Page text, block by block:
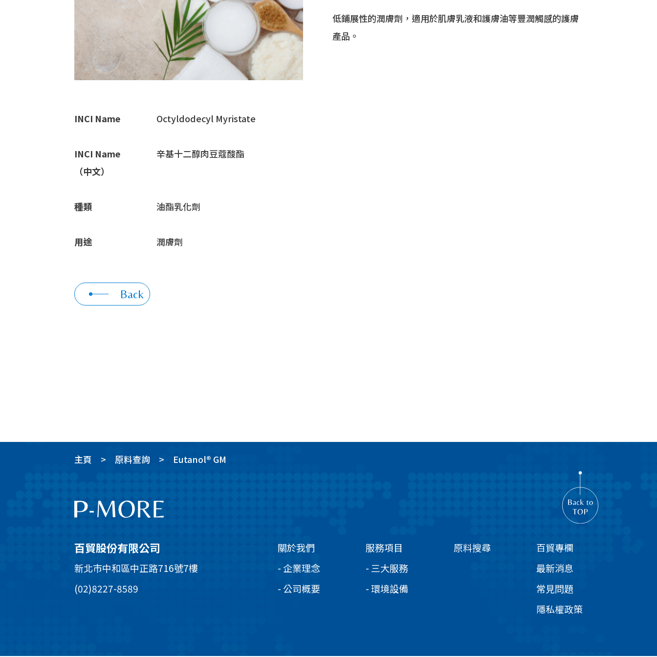
低鋪展性的潤膚劑，適用於肌膚乳液和護膚油等豐潤觸感的護膚
產品。
INCI Name Octyldodecyl Myristate
INCI Name
（中文）
辛基十二醇肉豆蔻酸酯
種類 油酯乳化劑
用途 潤膚劑
Back
主頁 原料查詢 Eutanol® GM
百貿股份有限公司
新北市中和區中正路716號7樓
(02)8227-8589
關於我們
- 企業理念
- 公司概要
服務項目
- 三大服務
- 環境設備
原料搜尋
百貿專欄
最新消息
常見問題
隱私權政策